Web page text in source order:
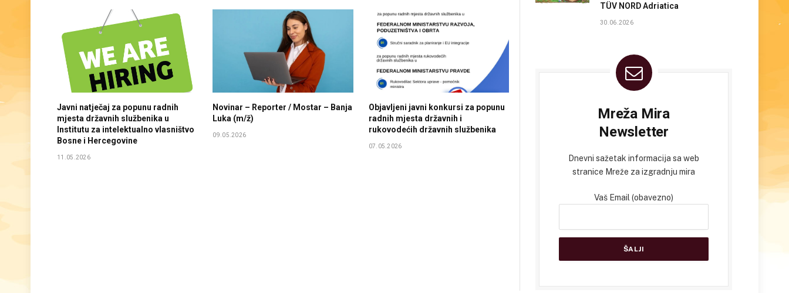
Javni natječaj za popunu radnih
mjesta državnih službenika u
Institutu za intelektualno vlasništvo
Bosne i Hercegovine
11.05.2026
Novinar – Reporter / Mostar – Banja
Luka (m/ž)
09.05.2026
Objavljeni javni konkursi za popunu
radnih mjesta državnih i
rukovodećih državnih službenika
07.05.2026
TÜV NORD Adriatica
30.06.2026
Mreža Mira
Newsletter
Dnevni sažetak informacija sa web
stranice Mreže za izgradnju mira
Vaš Email (obavezno)